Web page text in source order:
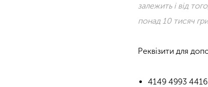
залежить і від
понад 10 тисяч
Реквізити для
4149 4993 4416